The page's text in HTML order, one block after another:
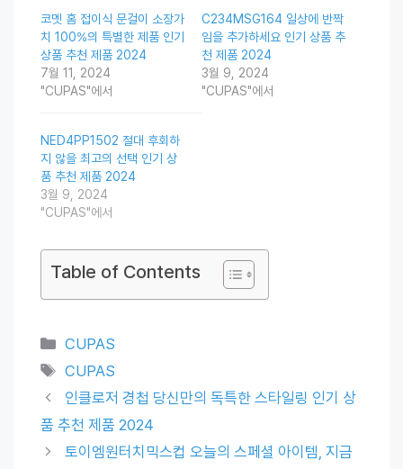
코멧 홈 접이식 문걸이 소장가
치 100%의 특별한 제품 인기
상품 추천 제품 2024
7월 11, 2024
"CUPAS"에서
C234MSG164 일상에 반짝
임을 추가하세요 인기 상품 추
천 제품 2024
3월 9, 2024
"CUPAS"에서
NED4PP1502 절대 후회하
지 않을 최고의 선택 인기 상
품 추천 제품 2024
3월 9, 2024
"CUPAS"에서
Table of Contents
Categories
CUPAS
Tags
CUPAS
인클로저 경첩 당신만의 독특한 스타일링 인기 상
품 추천 제품 2024
토이엠원터치믹스컵 오늘의 스페셜 아이템, 지금